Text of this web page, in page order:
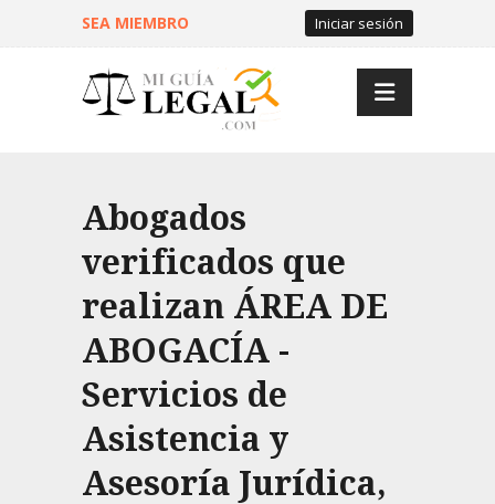
SEA MIEMBRO Iniciar sesión
Abogados
verificados que
realizan ÁREA DE
ABOGACÍA -
Servicios de
Asistencia y
Asesoría Jurídica,